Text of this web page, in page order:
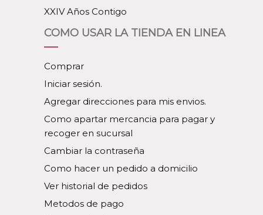
XXIV Años Contigo
COMO USAR LA TIENDA EN LINEA
Comprar
Iniciar sesión.
Agregar direcciones para mis envios.
Como apartar mercancia para pagar y
recoger en sucursal
Cambiar la contraseña
Como hacer un pedido a domicilio
Ver historial de pedidos
Metodos de pago